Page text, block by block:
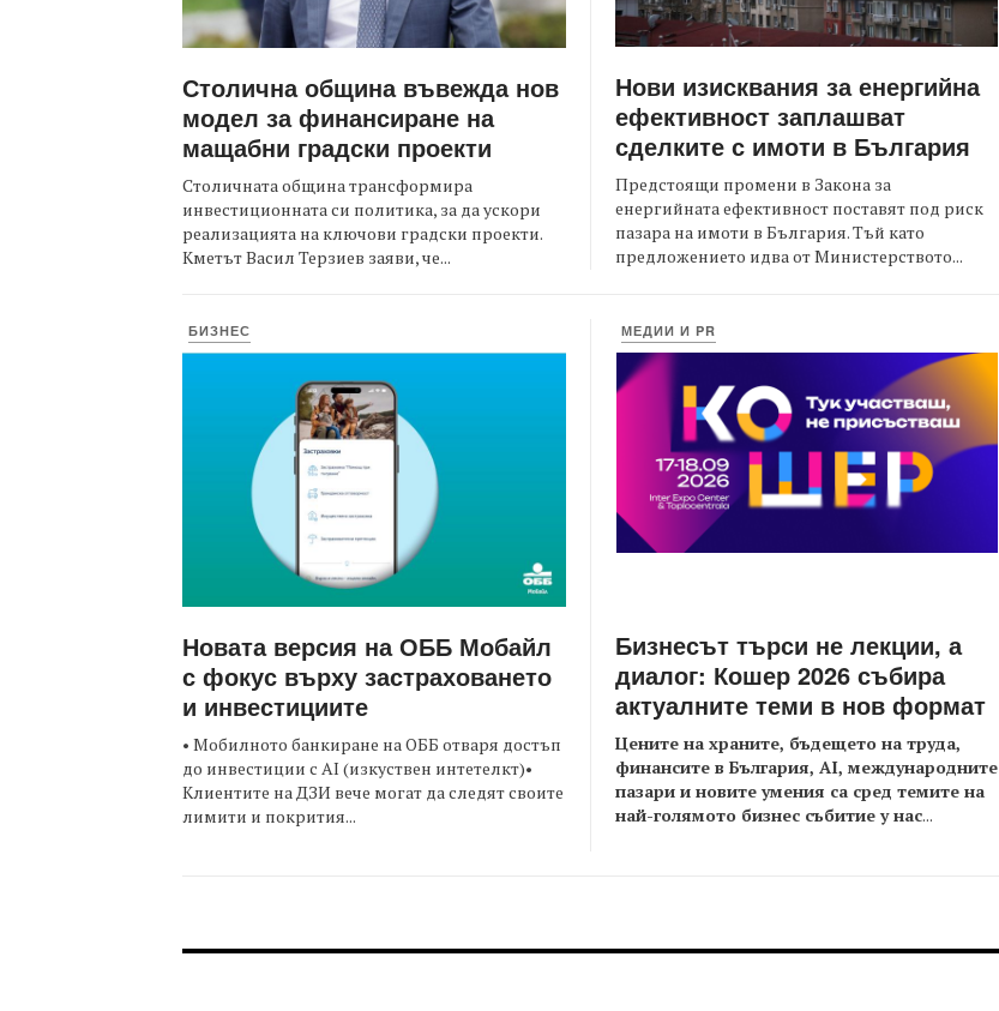
Столична община въвежда нов
модел за финансиране на
мащабни градски проекти
Столичната община трансформира
инвестиционната си политика, за да ускори
реализацията на ключови градски проекти.
Кметът Васил Терзиев заяви, че...
Нови изисквания за енергийна
ефективност заплашват
сделките с имоти в България
Предстоящи промени в Закона за
енергийната ефективност поставят под риск
пазара на имоти в България. Тъй като
предложението идва от Министерството...
БИЗНЕС
Новата версия на ОББ Мобайл
с фокус върху застраховането
и инвестициите
• Мобилното банкиране на ОББ отваря достъп
до инвестиции с AI (изкуствен интетелкт)•
Клиентите на ДЗИ вече могат да следят своите
лимити и покрития...
МЕДИИ И PR
Бизнесът търси не лекции, а
диалог: Кошер 2026 събира
актуалните теми в нов формат
Цените на храните, бъдещето на труда,
финансите в България, AI, международните
пазари и новите умения са сред темите на
най-голямото бизнес събитие у нас...